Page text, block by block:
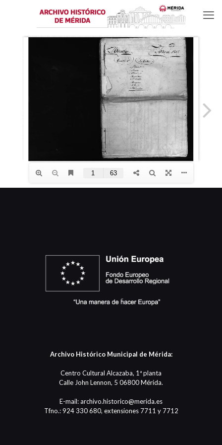
Archivo Histórico Municipal de Mérida:
Centro Cultural Alcazaba, 1ª planta
Calle John Lennon, 5 06800 Mérida.
E-mail: archivo.historico@merida.es
Tfno.: 924 330 680, extensiones 7711 y 7712